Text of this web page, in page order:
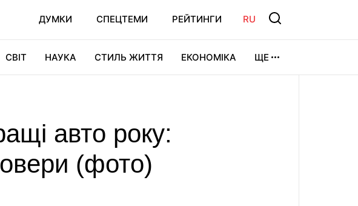
ДУМКИ СПЕЦТЕМИ РЕЙТИНГИ RU
СВІТ НАУКА СТИЛЬ ЖИТТЯ ЕКОНОМІКА ЩЕ
авто року:
(фото)